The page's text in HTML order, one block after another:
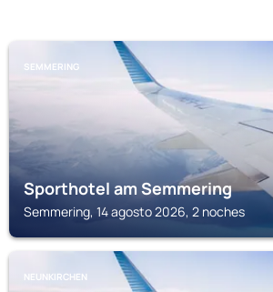
SEMMERING
Sporthotel am Semmering
Semmering, 14 agosto 2026, 2 noches
NEUNKIRCHEN